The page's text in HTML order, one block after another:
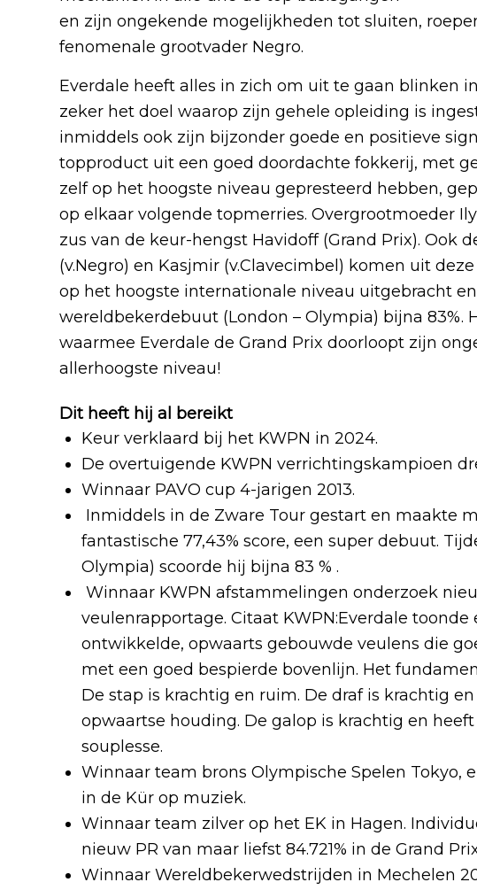
en zijn ongekende mogelijkheden tot sluiten,
fenomenale grootvader Negro.
Everdale heeft alles in zich om uit te gaan blinken
zeker het doel waarop zijn gehele opleiding is
inmiddels ook zijn bijzonder goede en positieve
topproduct uit een goed doordachte fokkerij, met
zelf op het hoogste niveau gepresteerd hebben,
op elkaar volgende topmerries. Overgrootmoeder
zus van de keur-hengst Havidoff (Grand Prix). Ook
(v.Negro) en Kasjmir (v.Clavecimbel) komen uit
op het hoogste internationale niveau uitgebracht
wereldbekerdebuut (London – Olympia) bijna 83%.
waarmee Everdale de Grand Prix doorloopt zijn
allerhoogste niveau!
Dit heeft hij al bereikt
Keur verklaard bij het KWPN in 2024.
De overtuigende KWPN verrichtingskampioen
Winnaar PAVO cup 4-jarigen 2013.
Inmiddels in de Zware Tour gestart en maakte
fantastische 77,43% score, een super debuut.
Olympia) scoorde hij bijna 83 % .
Winnaar KWPN afstammelingen onderzoek
veulenrapportage. Citaat KWPN:Everdale
ontwikkelde, opwaarts gebouwde veulens die
met een goed bespierde bovenlijn. Het
De stap is krachtig en ruim. De draf is krachtig
opwaartse houding. De galop is krachtig en
souplesse.
Winnaar team brons Olympische Spelen Tokyo,
in de Kür op muziek.
Winnaar team zilver op het EK in Hagen.
nieuw PR van maar liefst 84.721% in de Grand
Winnaar Wereldbekerwedstrijden in Mechelen